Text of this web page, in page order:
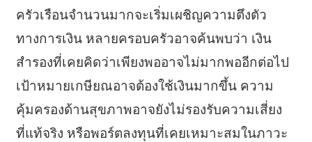
ครัวเรือนจำนวนมากจะเริ่มเผชิญความตึงตัว
ทางการเงิน หลายครอบครัวอาจค้นพบว่า เงิน
สำรองที่เคยคิดว่าเพียงพออาจไม่มากพออีกต่อไป
เป้าหมายเกษียณอาจต้องใช้เงินมากขึ้น ความ
คุ้มครองด้านสุขภาพอาจยังไม่รองรับความเสี่ยง
ที่แท้จริง หรือพอร์ตลงทุนที่เคยเหมาะสมในภาวะ